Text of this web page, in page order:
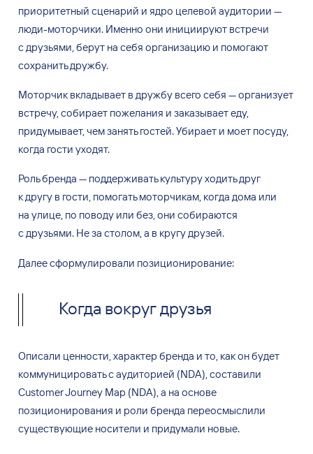
приоритетный сценарий и ядро целевой аудитории —
люди-моторчики. Именно они инициируют встречи
с друзьями, берут на себя организацию и помогают
сохранить дружбу.
Моторчик вкладывает в дружбу всего себя —организует
встречу, собирает пожелания и заказывает еду,
придумывает, чем занять гостей. Убирает и моет посуду,
когда гости уходят.
Роль бренда —поддерживать культуру ходить друг
кдругу в гости, помогать моторчикам, когда дома или
на улице, по поводу или без, они собираются
сдрузьями. Неза столом, а в кругу друзей.
Далее сформулировали позиционирование:
Когда вокруг друзья
Описали ценности, характер бренда и то, как онбудет
коммуницировать саудиторией (NDA), составили
Customer Journey Map (NDA), а на основе
позиционирования и роли бренда переосмыслили
существующие носители и придумали новые.